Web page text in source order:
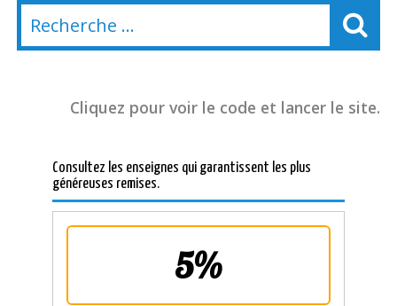
Cliquez pour voir le code et lancer le site.
Consultez les enseignes qui garantissent les plus
généreuses remises.
5%